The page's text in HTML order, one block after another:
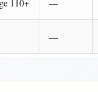
110+ —
—